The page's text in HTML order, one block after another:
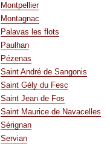
Montpellier
Montagnac
Palavas les flots
Paulhan
Pézenas
Saint André de Sangonis
Saint Gély du Fesc
Saint Jean de Fos
Saint Maurice de Navacelles
Sérignan
Servian